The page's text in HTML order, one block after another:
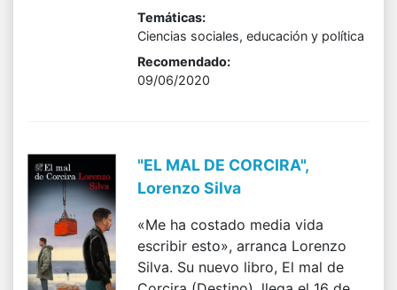
Temáticas:
Ciencias sociales, educación y política
Recomendado:
09/06/2020
"EL MAL DE CORCIRA",
Lorenzo Silva
«Me ha costado media vida
escribir esto», arranca Lorenzo
Silva. Su nuevo libro, El mal de